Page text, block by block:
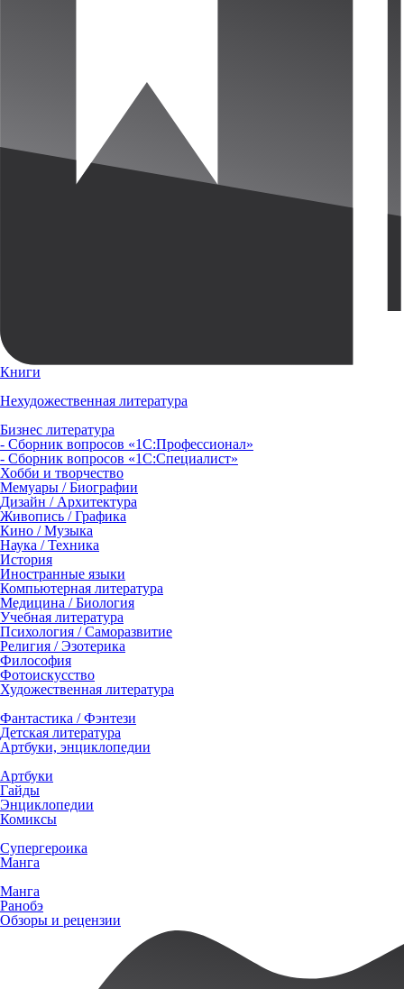
Книги
Нехудожественная литература
Бизнес литература
- Сборник вопросов «1С:Профессионал»
- Сборник вопросов «1С:Специалист»
Хобби и творчество
Мемуары / Биографии
Дизайн / Архитектура
Живопись / Графика
Кино / Музыка
Наука / Техника
История
Иностранные языки
Компьютерная литература
Медицина / Биология
Учебная литература
Психология / Саморазвитие
Религия / Эзотерика
Философия
Фотоискусство
Художественная литература
Фантастика / Фэнтези
Детская литература
Артбуки, энциклопедии
Артбуки
Гайды
Энциклопедии
Комиксы
Супергероика
Манга
Манга
Ранобэ
Обзоры и рецензии